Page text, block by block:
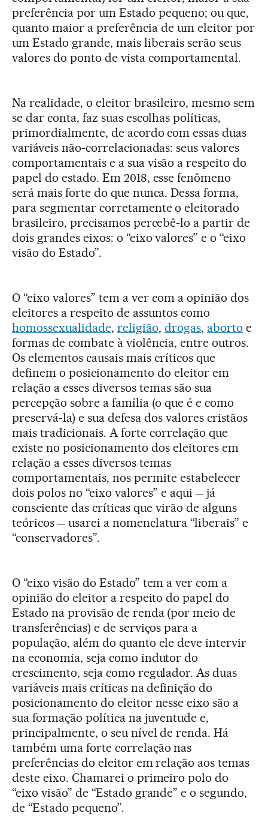
preferência por um Estado pequeno; ou que,
quanto maior a preferência de um eleitor por
um Estado grande, mais liberais serão seus
valores do ponto de vista comportamental.
Na realidade, o eleitor brasileiro, mesmo sem
se dar conta, faz suas escolhas políticas,
primordialmente, de acordo com essas duas
variáveis não-correlacionadas: seus valores
comportamentais e a sua visão a respeito do
papel do estado. Em 2018, esse fenômeno
será mais forte do que nunca. Dessa forma,
para segmentar corretamente o eleitorado
brasileiro, precisamos percebê-lo a partir de
dois grandes eixos: o “eixo valores” e o “eixo
visão do Estado”.
O “eixo valores” tem a ver com a opinião dos
eleitores a respeito de assuntos como
homossexualidade, religião, drogas, aborto e
formas de combate à violência, entre outros.
Os elementos causais mais críticos que
definem o posicionamento do eleitor em
relação a esses diversos temas são sua
percepção sobre a família (o que é e como
preservá-la) e sua defesa dos valores cristãos
mais tradicionais. A forte correlação que
existe no posicionamento dos eleitores em
relação a esses diversos temas
comportamentais, nos permite estabelecer
dois polos no “eixo valores” e aqui — já
consciente das críticas que virão de alguns
teóricos — usarei a nomenclatura “liberais” e
“conservadores”.
O “eixo visão do Estado” tem a ver com a
opinião do eleitor a respeito do papel do
Estado na provisão de renda (por meio de
transferências) e de serviços para a
população, além do quanto ele deve intervir
na economia, seja como indutor do
crescimento, seja como regulador. As duas
variáveis mais críticas na definição do
posicionamento do eleitor nesse eixo são a
sua formação política na juventude e,
principalmente, o seu nível de renda. Há
também uma forte correlação nas
preferências do eleitor em relação aos temas
deste eixo. Chamarei o primeiro polo do
“eixo visão” de “Estado grande” e o segundo,
de “Estado pequeno”.